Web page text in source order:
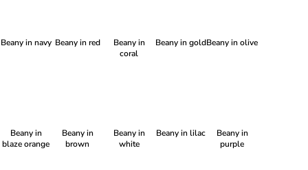
Beany in navy Beany in red
Beany in
coral
Beany in goldBeany in olive
Beany in
blaze orange
Beany in
brown
Beany in
white
Beany in lilac
Beany in
purple